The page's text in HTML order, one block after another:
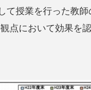
て授業を行った教
点において効果を